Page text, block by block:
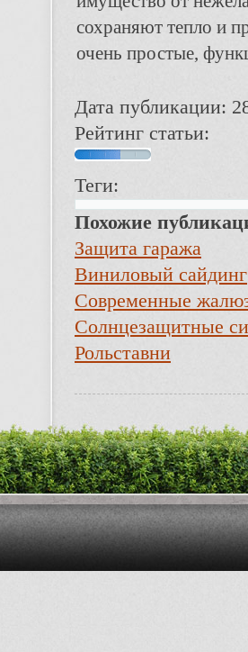
сохраняют тепло и
очень простые,
Дата публикации:
Рейтинг статьи:
Теги:
Похожие
Защита гаража
Виниловый сайдинг
Современные
Солнцезащитные
Рольставни